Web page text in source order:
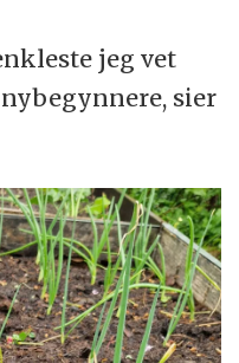
jeg vet
sier